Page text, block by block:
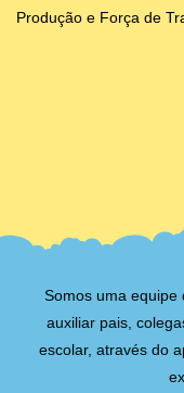
Produção e Força de
Somos uma equipe
auxiliar pais,
escolar, através do